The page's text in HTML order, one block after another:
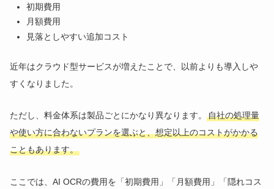
初期費用
月額費用
見落としやすい追加コスト
近年はクラウド型サービスが増えたことで、以前よりも導入しや
すくなりました。
ただし、料金体系は製品ごとにかなり異なります。自社の処理量
や使い方に合わないプランを選ぶと、想定以上のコストがかかる
こともあります。
ここでは、AI OCRの費用を「初期費用」「月額費用」「隠れコス